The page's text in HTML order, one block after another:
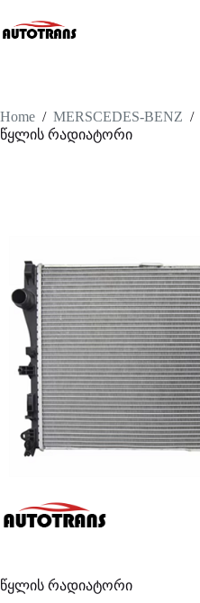
Home / MERSCEDES-BENZ /
წყლის რადიატორი
წყლის რადიატორი